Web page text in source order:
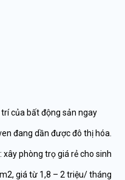
của bất động sản ngay
đang dần được đô thị hóa.
phòng trọ giá rẻ cho sinh
giá từ 1,8 – 2 triệu/ tháng